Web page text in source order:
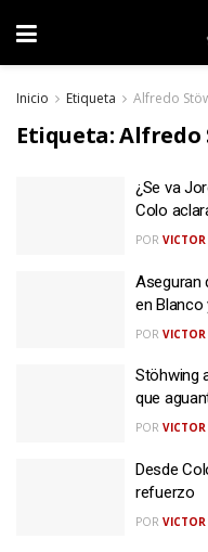
Inicio Etiqueta Alfredo
Etiqueta:Alfredo
¿Se va
Colo
POR VICTOR
Aseguran
en Blanco
POR VICTOR
Stöhwing
que
POR VICTOR
Desde
refuerzo
POR VICTOR